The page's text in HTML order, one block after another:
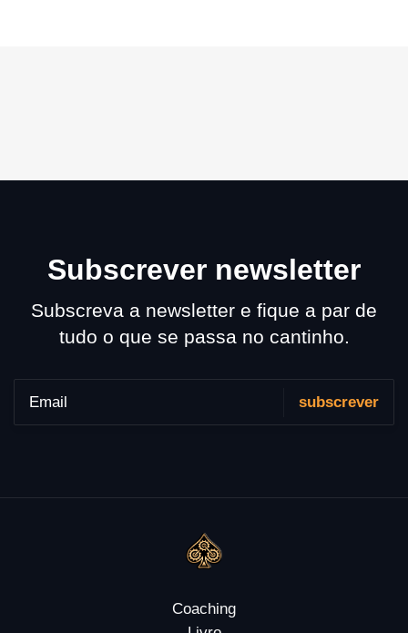
Subscrever newsletter
Subscreva a newsletter e fique a par de
tudo o que se passa no cantinho.
Coaching